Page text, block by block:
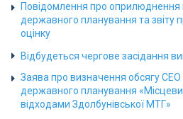
Повідомлення про оприлюднення
державного планування та звіту
оцінку
Відбудеться чергове засідання
Заява про визначення обсягу
державного планування
відходами Здолбунівської МТГ»